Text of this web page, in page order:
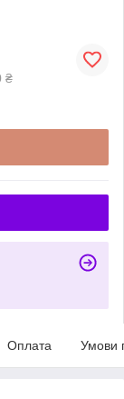
₴
Оплата Умови